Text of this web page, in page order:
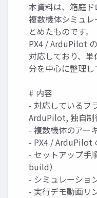
本資料は、箱庭
複数機体シミュ
とめたものです。
PX4 / ArduPilot
対応しており、
分を中心に整理し
# 内容
- 対応しているフ
ArduPilot, 独自制
- 複数機体のアー
- PX4 / ArduPilot
- セットアップ手
build）
- シミュレーショ
- 実行デモ動画リ